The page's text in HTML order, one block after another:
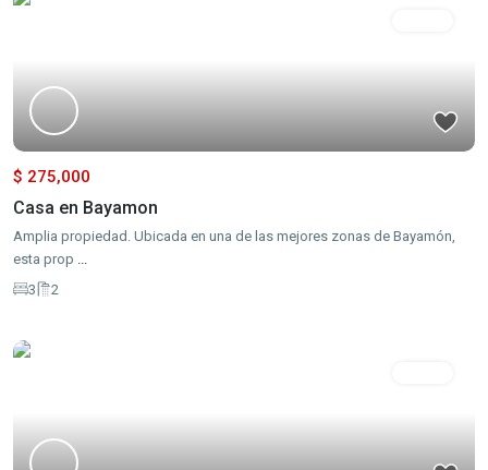
$ 275,000
Casa en Bayamon
Amplia propiedad. Ubicada en una de las mejores zonas de Bayamón,
esta prop ...
3
2